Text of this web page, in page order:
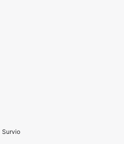
Survio